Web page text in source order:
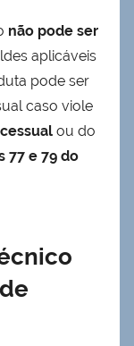
não pode ser
aplicáveis
pode ser
caso viole
ou do
77 e 79 do